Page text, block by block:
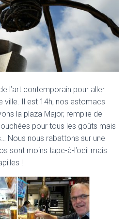
l’art contemporain pour aller
ville. Il est 14h, nos estomacs
la plaza Major, remplie de
pour tous les goûts mais
Nous nous rabattons sur une
sont moins tape-à-l’oeil mais
!